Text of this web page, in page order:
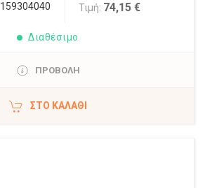
159304040 Τιμή: 74,15 €
Διαθέσιμο
ΠΡΟΒΟΛΗ
ΣΤΟ ΚΑΛΆΘΙ